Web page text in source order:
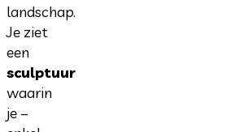
landschap.
Je ziet
een
sculptuur
waarin
je –